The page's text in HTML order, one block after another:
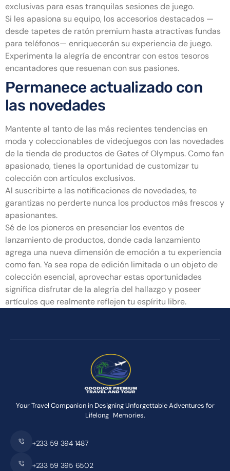
exclusivas para esas tranquilas sesiones de juego.
Si les apasiona su equipo, los accesorios destacados —
desde tapetes de ratón premium hasta atractivas fundas
para teléfonos— enriquecerán su experiencia de juego.
Experimenta la alegría de encontrar con estos tesoros
encantadores que resuenan con sus pasiones.
Permanece actualizado con
las novedades
Mantente al tanto de las más recientes tendencias en
moda y coleccionables de videojuegos con las novedades
de la tienda de productos de Gates of Olympus. Como fan
apasionado, tienes la oportunidad de customizar tu
colección con artículos exclusivos.
Al suscribirte a las notificaciones de novedades, te
garantizas no perderte nunca los productos más frescos y
apasionantes.
Sé de los pioneros en presenciar los eventos de
lanzamiento de productos, donde cada lanzamiento
agrega una nueva dimensión de emoción a tu experiencia
como fan. Ya sea ropa de edición limitada o un objeto de
colección esencial, aprovechar estas oportunidades
significa disfrutar de la alegría del hallazgo y poseer
artículos que realmente reflejen tu espíritu libre.
Your Travel Companion in Designing Unforgettable Adventures for
Lifelong Memories.
+233 59 394 1487
+233 59 395 6502